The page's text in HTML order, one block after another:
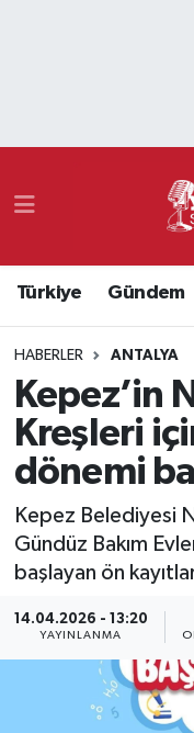
Türkiye Gündem
HABERLER ANTALYA
Kepez’in
Kreşleri
dönemi
Kepez Belediyesi
Gündüz Bakım
başlayan ön
14.04.2026 - 13:20
YAYINLANMA
Namaz
Süper Lig Puan
Tüm Manşetler
Son Dakika
Haber Arşivi